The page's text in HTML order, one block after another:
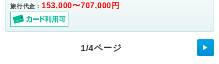
旅行代金： 153,000〜707,000円
1/4ページ ▶